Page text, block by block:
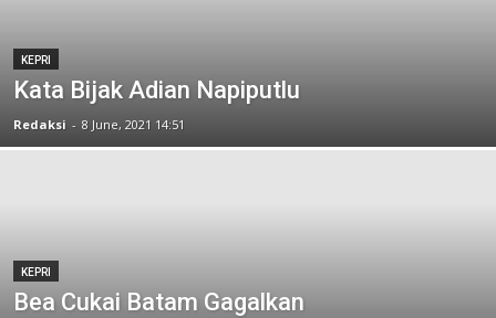
KEPRI
Kata Bijak Adian Napiputlu
Redaksi - 8 June, 2021 14:51
KEPRI
Bea Cukai Batam Gagalkan